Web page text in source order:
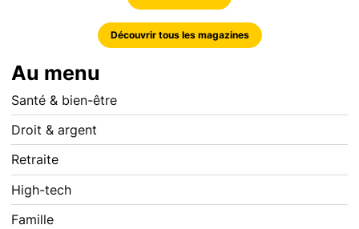
Découvrir tous les magazines
Au menu
Santé & bien-être
Droit & argent
Retraite
High-tech
Famille